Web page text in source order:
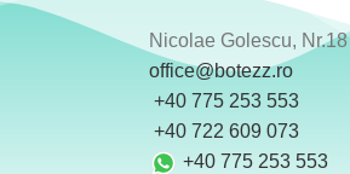
Nicolae Golescu, Nr.18
office@botezz.ro
+40 775 253 553
‪ +40 722 609 073
+40 775 253 553